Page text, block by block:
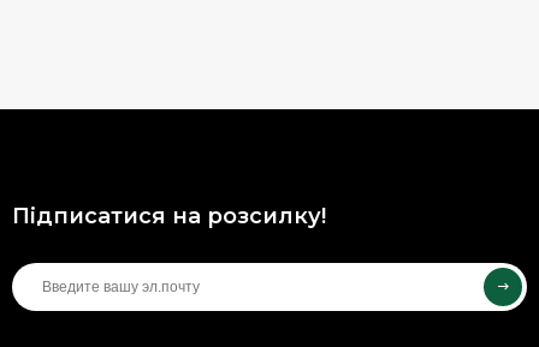
Підписатися на розсилку!